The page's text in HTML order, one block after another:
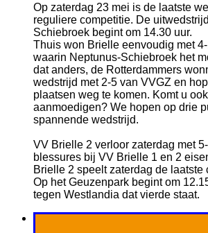
Op zaterdag 23 mei is de laatste
reguliere competitie. De
Schiebroek begint om 14.30 uur.
Thuis won Brielle eenvoudig met
waarin Neptunus-Schiebroek het
dat anders, de Rotterdammers
wedstrijd met 2-5 van VVGZ en
plaatsen weg te komen. Komt u
aanmoedigen? We hopen op drie
spannende wedstrijd.
VV Brielle 2 verloor zaterdag met
blessures bij VV Brielle 1 en 2
Brielle 2 speelt zaterdag de laatste
Op het Geuzenpark begint om
tegen Westlandia dat vierde staat.